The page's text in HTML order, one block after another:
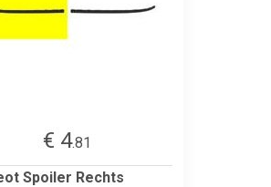
€ 4.81
Spoiler Rechts